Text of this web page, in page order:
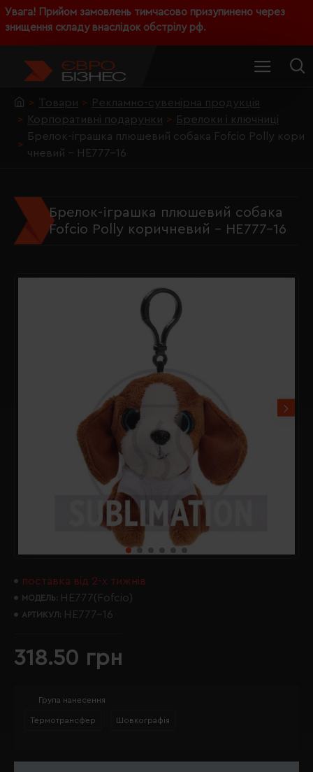
Увага! Прийом замовлень тимчасово призупинено через
знищення складу внаслідок обстрілу рф.
Товари
Рекламно-сувенірна продукція
Корпоративні подарунки
Брелоки і ключниці
Брелок-іграшка плюшевий собака Fofcio Polly кори
чневий - HE777-16
Брелок-іграшка плюшевий собака
Fofcio Polly коричневий - HE777-16
поставка від 2-х тижнів
МОДЕЛЬ: HE777(Fofcio)
АРТИКУЛ: HE777-16
318.50 грн
Група нанесення
Термотрансфер Шовкографія